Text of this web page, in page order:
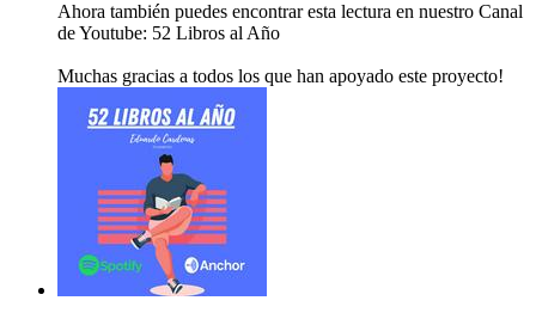
Ahora también puedes encontrar esta lectura en nuestro Canal
de Youtube: 52 Libros al Año
Muchas gracias a todos los que han apoyado este proyecto!